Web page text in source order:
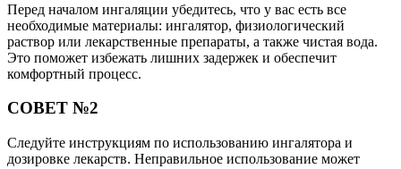
Перед началом ингаляции убедитесь, что у вас есть все
необходимые материалы: ингалятор, физиологический
раствор или лекарственные препараты, а также чистая вода.
Это поможет избежать лишних задержек и обеспечит
комфортный процесс.
СОВЕТ №2
Следуйте инструкциям по использованию ингалятора и
дозировке лекарств. Неправильное использование может